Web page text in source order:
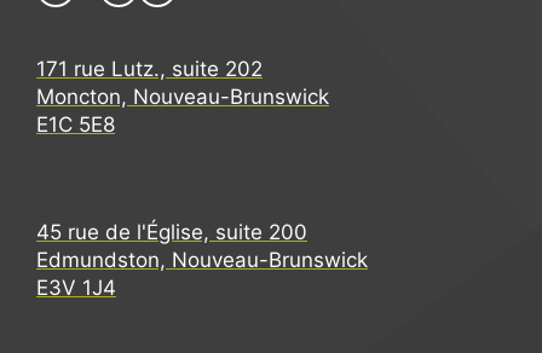
171 rue Lutz., suite 202
Moncton, Nouveau-Brunswick
E1C 5E8
45 rue de l'Église, suite 200
Edmundston, Nouveau-Brunswick
E3V 1J4